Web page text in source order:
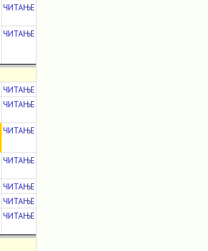
ЧИТАЊЕ
ЧИТАЊЕ
ЧИТАЊЕ
ЧИТАЊЕ
ЧИТАЊЕ
ЧИТАЊЕ
ЧИТАЊЕ
ЧИТАЊЕ
ЧИТАЊЕ